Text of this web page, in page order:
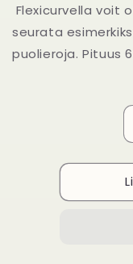
Flexicurvella voit
seurata
puolieroja. Pituus